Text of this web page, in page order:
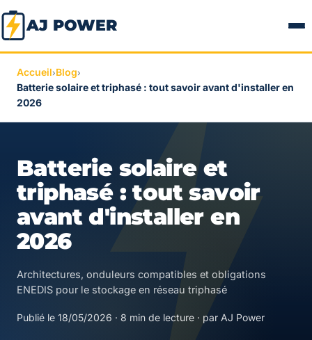
AJ POWER
Accueil›Blog›
Batterie solaire et triphasé : tout savoir avant d'installer en
2026
Batterie solaire et
triphasé : tout savoir
avant d'installer en
2026
Architectures, onduleurs compatibles et obligations
ENEDIS pour le stockage en réseau triphasé
Publié le 18/05/2026 · 8 min de lecture · par AJ Power